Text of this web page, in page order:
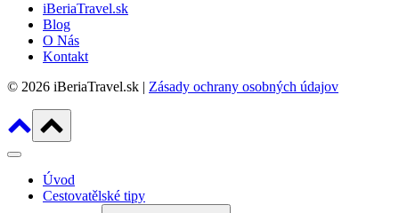
iBeriaTravel.sk
Blog
O Nás
Kontakt
© 2026 iBeriaTravel.sk | Zásady ochrany osobných údajov
Úvod
Cestovatělské tipy